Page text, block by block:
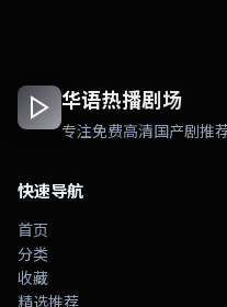
华语热播剧场
专注免费高清国产剧推
快速导航
首页
分类
收藏
精选推荐